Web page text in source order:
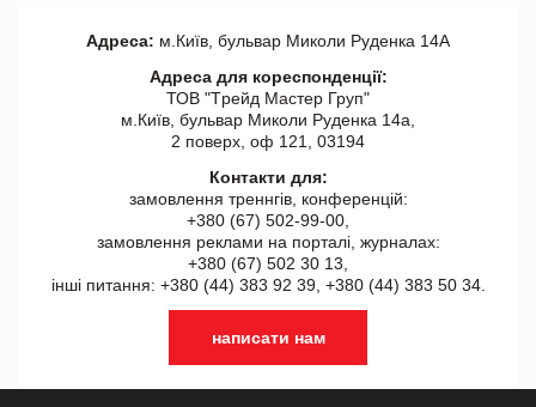
Адреса: м.Київ, бульвар Миколи Руденка 14А
Адреса для кореспонденції:
ТОВ "Tрейд Мастер Груп"
м.Київ, бульвар Миколи Руденка 14а,
2 поверх, оф 121, 03194
Контакти для:
замовлення треннгів, конференцій:
+380 (67) 502-99-00,
замовлення реклами на порталі, журналах:
+380 (67) 502 30 13,
інші питання: +380 (44) 383 92 39, +380 (44) 383 50 34.
написати нам